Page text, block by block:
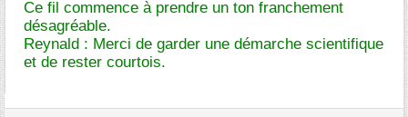
Ce fil commence à prendre un ton franchement
désagréable.
Reynald : Merci de garder une démarche scientifique
et de rester courtois.